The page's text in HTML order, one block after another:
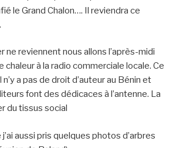
le Grand Chalon…. Il reviendra ce
ne reviennent nous allons l’après-midi
chaleur à la radio commerciale locale. Ce
n’y a pas de droit d’auteur au Bénin et
font des dédicaces à l’antenne. La
du tissus social
aussi pris quelques photos d’arbres